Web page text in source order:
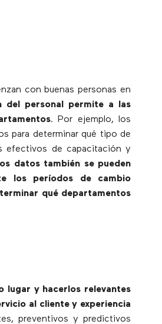
con buenas personas en
del personal permite a las
. Por ejemplo, los
para determinar qué tipo de
efectivos de capacitación y
datos también se pueden
los períodos de cambio
qué departamentos
lugar y hacerlos relevantes
al cliente y experiencia
preventivos y predictivos